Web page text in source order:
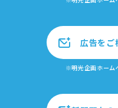
広告をご
※明光企画ホーム